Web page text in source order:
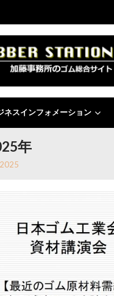
ネスインフォメーション
年
2025